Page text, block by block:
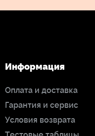
Информация
Оплата и доставка
Гарантия и сервис
Условия возврата